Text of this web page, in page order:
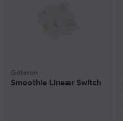
Gateron
Smoothie Lineær Switch